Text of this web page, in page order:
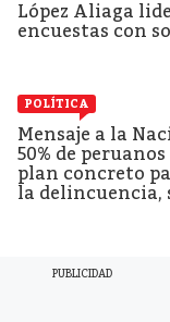
López Aliaga
encuestas con
POLÍTICA
Mensaje a la
50% de
plan concreto
la delincuencia,